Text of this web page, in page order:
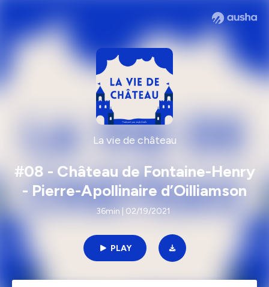
La vie de château
#08 - Château de Fontaine-Henry
- Pierre-Apollinaire d’Oilliamson
36min | 02/19/2021
PLAY